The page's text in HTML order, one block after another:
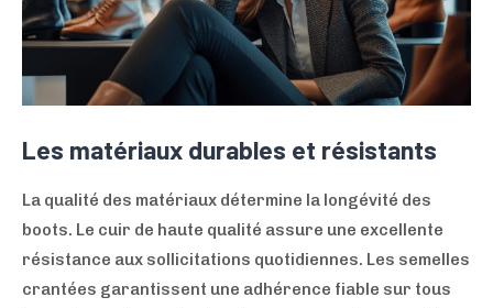
Les matériaux durables et résistants
La qualité des matériaux détermine la longévité des
boots. Le cuir de haute qualité assure une excellente
résistance aux sollicitations quotidiennes. Les semelles
crantées garantissent une adhérence fiable sur tous